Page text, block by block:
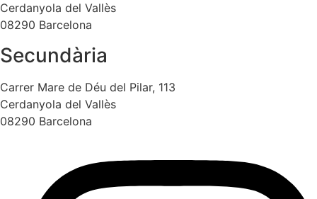
Cerdanyola del Vallès
08290 Barcelona
Secundària
Carrer Mare de Déu del Pilar, 113
Cerdanyola del Vallès
08290 Barcelona